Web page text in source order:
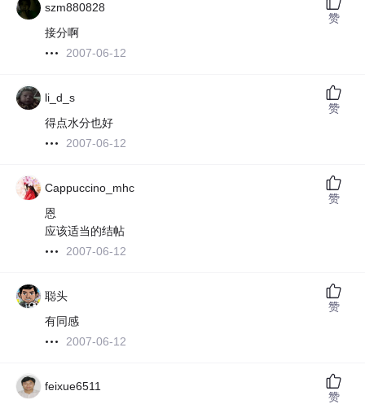
szm880828
接分啊
2007-06-12
赞
li_d_s
得点水分也好
2007-06-12
赞
Cappuccino_mhc
恩
应该适当的结帖
2007-06-12
赞
聪头
有同感
2007-06-12
赞
feixue6511
赞